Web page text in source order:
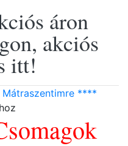
áron
akciós
itt!
****